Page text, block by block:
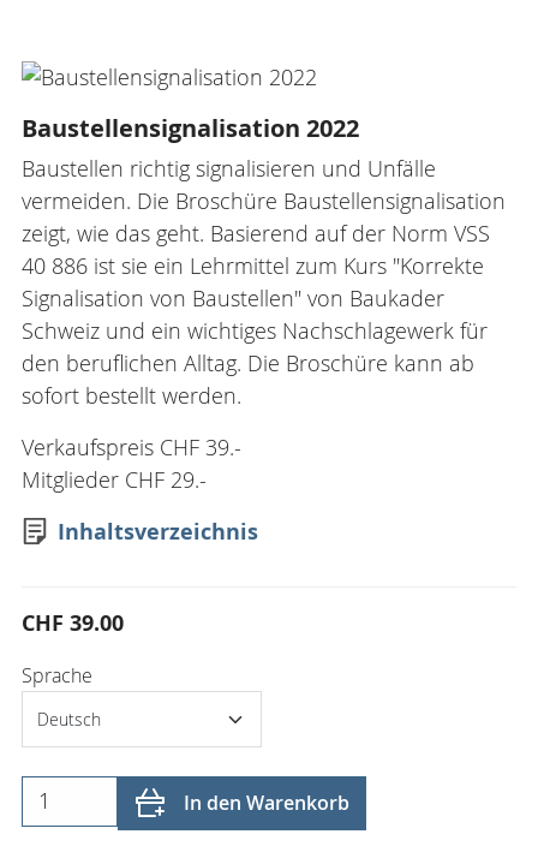
Baustellensignalisation 2022
Baustellen richtig signalisieren und Unfälle
vermeiden. Die Broschüre Baustellensignalisation
zeigt, wie das geht. Basierend auf der Norm VSS
40 886 ist sie ein Lehrmittel zum Kurs "Korrekte
Signalisation von Baustellen" von Baukader
Schweiz und ein wichtiges Nachschlagewerk für
den beruflichen Alltag. Die Broschüre kann ab
sofort bestellt werden.
Verkaufspreis CHF 39.-
Mitglieder CHF 29.-
Inhaltsverzeichnis
CHF 39.00
Sprache
In den Warenkorb